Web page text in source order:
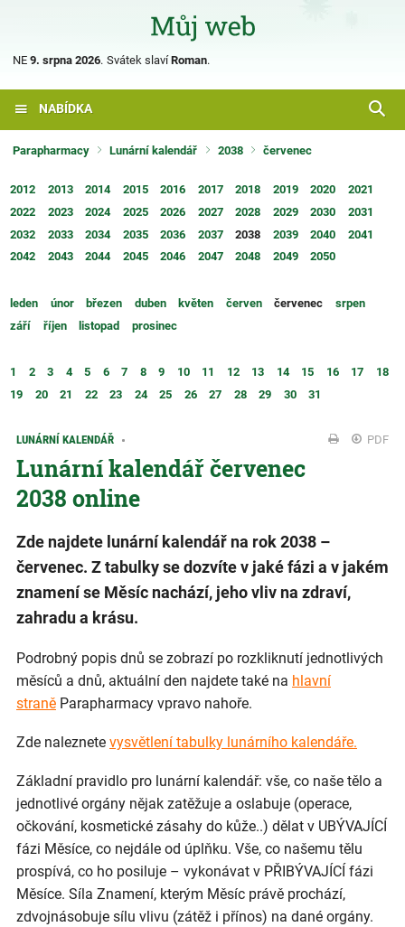
NE 9. srpna 2026. Svátek slavíRoman.
NABÍDKA
Parapharmacy Lunární kalendář 2038 červenec
2012 2013 2014 2015 2016 2017 2018 2019 2020
2021
2022
2023 2024 2025 2026 2027 2028 2029 2030
2031
2032
2033 2034 2035 2036 2037 2038 2039 2040
2041
2042
2043 2044 2045 2046 2047 2048 2049 2050
leden únor březen duben květen červen červenec
srpen
září
říjen listopad prosinec
1 2 3 4 5 6 7 8 9 10 11 12 13 14 15 16 17
18
19
20 21 22 23 24 25 26 27 28 29 30 31
LUNÁRNÍ KALENDÁŘ PDF
Lunární kalendář červenec
2038 online
Zde najdete lunární kalendář na rok 2038 –
červenec. Z tabulky se dozvíte v jaké fázi a v jakém
znamení se Měsíc nachází, jeho vliv na zdraví,
zahradu a krásu.
Podrobný popis dnů se zobrazí po rozkliknutí jednotlivých
měsíců a dnů, aktuální den najdete také na hlavní
straně Parapharmacy vpravo nahoře.
Zde naleznete vysvětlení tabulky lunárního kalendáře.
Základní pravidlo pro lunární kalendář: vše, co naše tělo a
jednotlivé orgány nějak zatěžuje a oslabuje (operace,
očkování, kosmetické zásahy do kůže..) dělat v UBÝVAJÍCÍ
fázi Měsíce, co nejdále od úplňku. Vše, co našemu tělu
prospívá, co ho posiluje – vykonávat v PŘIBÝVAJÍCÍ fázi
Měsíce. Síla Znamení, kterým Měsíc právě prochází,
zdvojnásobuje sílu vlivu (zátěž i přínos) na dané orgány.